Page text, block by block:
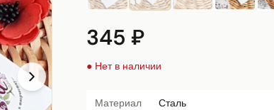
345 ₽
● Нет в наличии
Материал Сталь